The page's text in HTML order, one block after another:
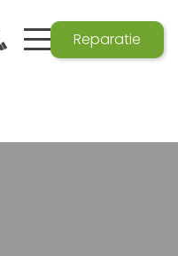
Reparatie